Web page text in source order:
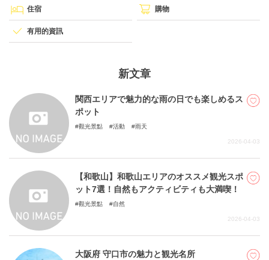
住宿 購物
有用的資訊
新文章
関西エリアで魅力的な雨の日でも楽しめるス
ポット
觀光景點 活動 雨天
2026-04-03
【和歌山】和歌山エリアのオススメ観光スポ
ット7選！自然もアクティビティも大満喫！
觀光景點 自然
2026-04-03
大阪府 守口市の魅力と観光名所